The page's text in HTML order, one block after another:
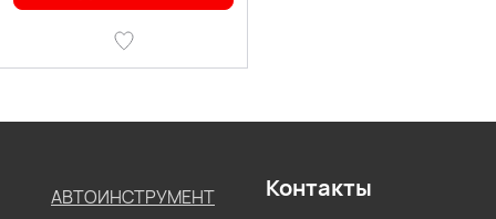
АВТОИНСТРУМЕНТ
Контакты